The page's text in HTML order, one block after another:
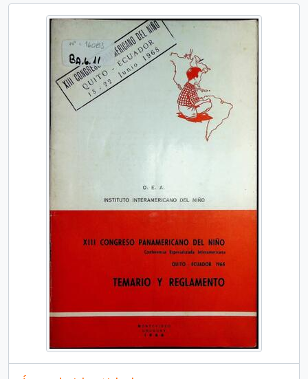
CPN.0 - Documentación Asociada al Congreso Panamericano del Niño, la Niña y Adolescentes